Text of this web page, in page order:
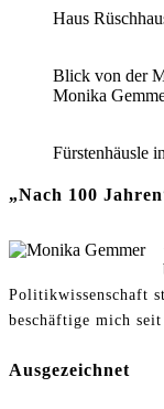
Haus
Blick von der
Monika
Fürstenhäusle
„Nach 100
Politikwissenschaft
beschäftige mich seit
Ausgezeichnet